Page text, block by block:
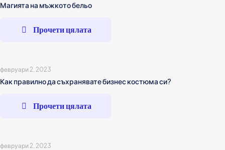
Магията на мъжкото бельо
Прочети цялата
февруари 2, 2023
Как правилно да съхранявате бизнес костюма си?
Прочети цялата
февруари 2, 2023